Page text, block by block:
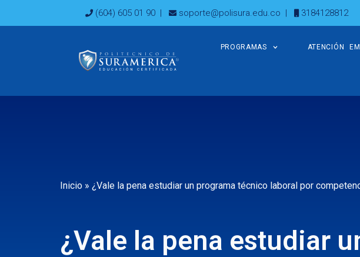
(604) 605 01 90 | soporte@polisura.edu.co | 3184128812
PROGRAMAS ATENCIÓN
Inicio » ¿Vale la pena estudiar un programa técnico laboral por
¿Vale la pena estudiar